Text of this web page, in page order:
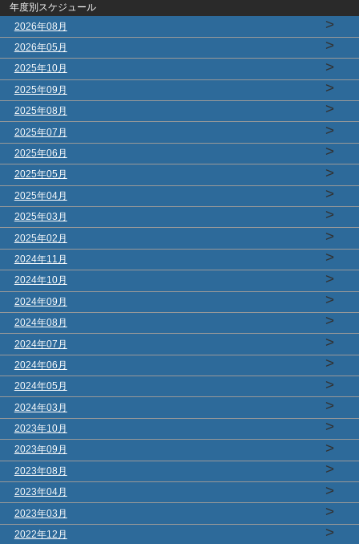
年度別スケジュール
2026年08月
>
2026年05月 >
2025年10月 >
2025年09月 >
2025年08月 >
2025年07月 >
2025年06月 >
2025年05月 >
2025年04月 >
2025年03月 >
2025年02月 >
2024年11月 >
2024年10月 >
2024年09月 >
2024年08月 >
2024年07月 >
2024年06月 >
2024年05月 >
2024年03月 >
2023年10月 >
2023年09月 >
2023年08月 >
2023年04月 >
2023年03月 >
2022年12月 >